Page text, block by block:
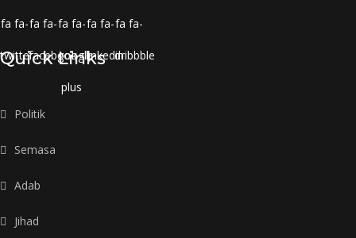
fa fa-
twitter
fa fa-
facebook
fa fa-
google-
plus
fa fa-
linkedin
fa fa-
dribbble
Quick Links
Politik
Semasa
Adab
Jihad